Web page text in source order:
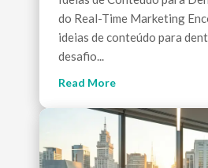
do Real-Time Marketing
ideias de conteúdo para
desafio...
Read More